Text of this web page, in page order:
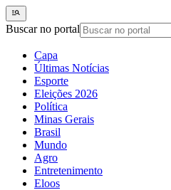
Buscar no portal
Capa
Últimas Notícias
Esporte
Eleições 2026
Política
Minas Gerais
Brasil
Mundo
Agro
Entretenimento
Eloos